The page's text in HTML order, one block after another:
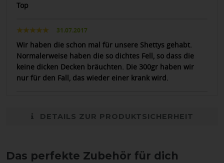
Top
31.07.2017
Wir haben die schon mal für unsere Shettys gehabt.
Normalerweise haben die so dichtes Fell, so dass die
keine dicken Decken bräuchten. Die 300gr haben wir
nur für den Fall, das wieder einer krank wird.
DETAILS ZUR PRODUKTSICHERHEIT
Das perfekte Zubehör für dich